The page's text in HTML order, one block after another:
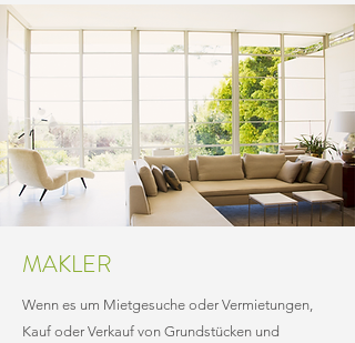
auszuschöpfen.
Entdecken Sie unsere Firma
MAKLER
Wenn es um Mietgesuche oder Vermietungen,
Kauf oder Verkauf von Grundstücken und